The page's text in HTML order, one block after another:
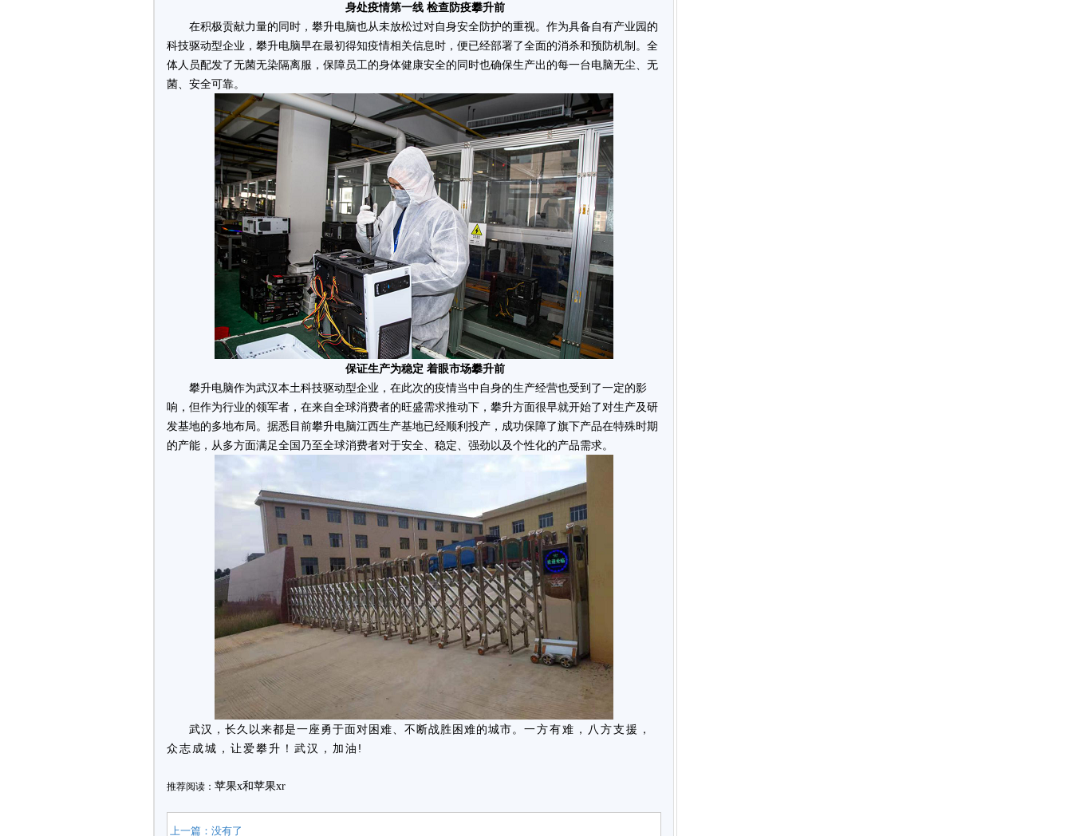
身处疫情第一线 检查防疫攀升前
在积极贡献力量的同时，攀升电脑也从未放松过对自身安全防护的重视。作为具备自有产业园的
科技驱动型企业，攀升电脑早在最初得知疫情相关信息时，便已经部署了全面的消杀和预防机制。全
体人员配发了无菌无染隔离服，保障员工的身体健康安全的同时也确保生产出的每一台电脑无尘、无
菌、安全可靠。
保证生产为稳定 着眼市场攀升前
攀升电脑作为武汉本土科技驱动型企业，在此次的疫情当中自身的生产经营也受到了一定的影
响，但作为行业的领军者，在来自全球消费者的旺盛需求推动下，攀升方面很早就开始了对生产及研
发基地的多地布局。据悉目前攀升电脑江西生产基地已经顺利投产，成功保障了旗下产品在特殊时期
的产能，从多方面满足全国乃至全球消费者对于安全、稳定、强劲以及个性化的产品需求。
武汉，长久以来都是一座勇于面对困难、不断战胜困难的城市。 一方有难，八方支援，
众志成城，让爱攀升！ 武汉，加油!
推荐阅读： 苹果x和苹果xr
上一篇：没有了